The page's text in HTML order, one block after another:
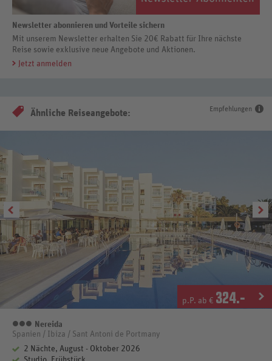
Newsletter abonnieren und Vorteile sichern
Mit unserem Newsletter erhalten Sie 20€ Rabatt für Ihre nächste
Reise sowie exklusive neue Angebote und Aktionen.
Jetzt anmelden
Empfehlungen
Ähnliche Reiseangebote:
p.P. ab € 324.-
3 Sterne
Nereida
Spanien / Ibiza / Sant Antoni de Portmany
2 Nächte, August - Oktober 2026